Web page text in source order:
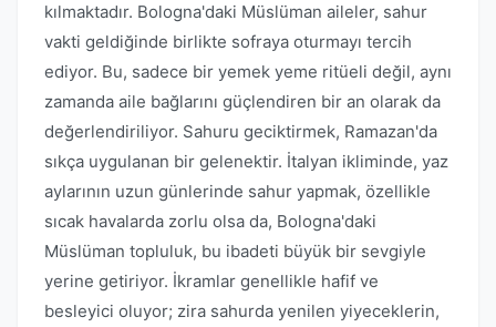
kılmaktadır. Bologna'daki Müslüman aileler, sahur
vakti geldiğinde birlikte sofraya oturmayı tercih
ediyor. Bu, sadece bir yemek yeme ritüeli değil, aynı
zamanda aile bağlarını güçlendiren bir an olarak da
değerlendiriliyor. Sahuru geciktirmek, Ramazan'da
sıkça uygulanan bir gelenektir. İtalyan ikliminde, yaz
aylarının uzun günlerinde sahur yapmak, özellikle
sıcak havalarda zorlu olsa da, Bologna'daki
Müslüman topluluk, bu ibadeti büyük bir sevgiyle
yerine getiriyor. İkramlar genellikle hafif ve
besleyici oluyor; zira sahurda yenilen yiyeceklerin,